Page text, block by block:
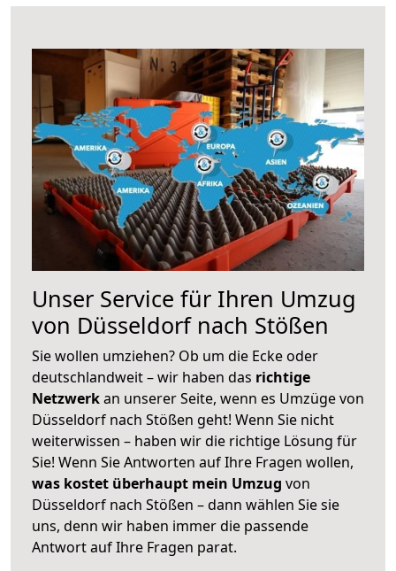
Unser Service für Ihren Umzug
von Düsseldorf nach Stößen
Sie wollen umziehen? Ob um die Ecke oder
deutschlandweit – wir haben das richtige
Netzwerkan unserer Seite, wenn es Umzüge von
Düsseldorf nach Stößen geht! Wenn Sie nicht
weiterwissen – haben wir die richtige Lösung für
Sie! Wenn Sie Antworten auf Ihre Fragen wollen,
was kostet überhaupt mein Umzug von
Düsseldorf nach Stößen – dann wählen Sie sie
uns, denn wir haben immer die passende
Antwort auf Ihre Fragen parat.